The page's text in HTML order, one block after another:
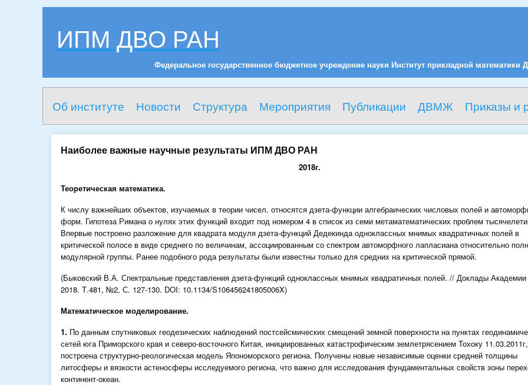
ИПМ ДВО РАН
Федеральное государственное бюджетное учреждение науки Институт прикладной математики
Об институте Новости Структура Мероприятия Публикации ДВМЖ Приказы и
Наиболее важные научные результаты ИПМ ДВО РАН
2018г.
Теоретическая математика.
К числу важнейших объектов, изучаемых в теории чисел, относятся дзета-функции алгебраических числовых полей и
форм. Гипотеза Римана о нулях этих функций входит под номером 4 в список из семи метаматематических проблем
Впервые построено разложение для квадрата модуля дзета-функций Дедекинда одноклассных мнимых квадратичных полей в
критической полосе в виде среднего по величинам, ассоциированным со спектром автоморфного лапласиана относительно
модулярной группы. Ранее подобного рода результаты были известны только для средних на критической прямой.
(Быковский В.А. Спектральные представления дзета-функций одноклассных мнимых квадратичных полей. // Доклады Академии
2018. Т.481, №2, С. 127-130. DOI: 10.1134/S106456241805006X)
Математическое моделирование.
1. По данным спутниковых геодезических наблюдений постсейсмических смещений земной поверхности на пунктах
сетей юга Приморского края и северо-восточного Китая, инициированных катастрофическим землетрясением Тохоку 11.03.2011г,
построена структурно-реологическая модель Япономорского региона. Получены новые независимые оценки средней толщины
литосферы и вязкости астеносферы исследуемого региона, что важно для исследования фундаментальных свойств зоны
континент-океан.